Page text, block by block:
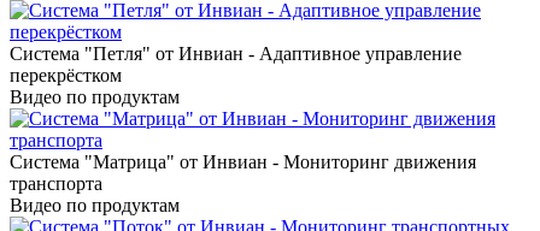
Система "Петля" от Инвиан - Адаптивное управление
перекрёстком
Видео по продуктам
Система "Матрица" от Инвиан - Мониторинг движения
транспорта
Видео по продуктам